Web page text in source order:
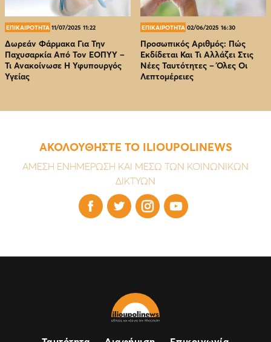
ΕΠΙΚΑΙΡΟΤΗΤΑ 11/07/2025 11:22
Δωρεάν Φάρμακα Για Την
Παχυσαρκία Από Τον EOΠΥΥ –
Τι Ανακοίνωσε Η Υφυπουργός
Υγείας
ΕΠΙΚΑΙΡΟΤΗΤΑ 02/06/2025 16:30
Προσωπικός Αριθμός: Πώς
Εκδίδεται Και Τι Αλλάζει Στις
Νέες Ταυτότητες – Όλες Οι
Λεπτομέρειες
ΑΚΟΛΟΥΘΗΣΤΕ ΤΟ ILIOUPOLINEWS
ΑΜΕΣΗ ΕΝΗΜΕΡΩΣΗ ΚΑΙ ΜΕΣΩ ΤΩΝ ΚΟΙΝΩΝΙΚΩΝ
ΔΙΚΤΥΩΝ
   